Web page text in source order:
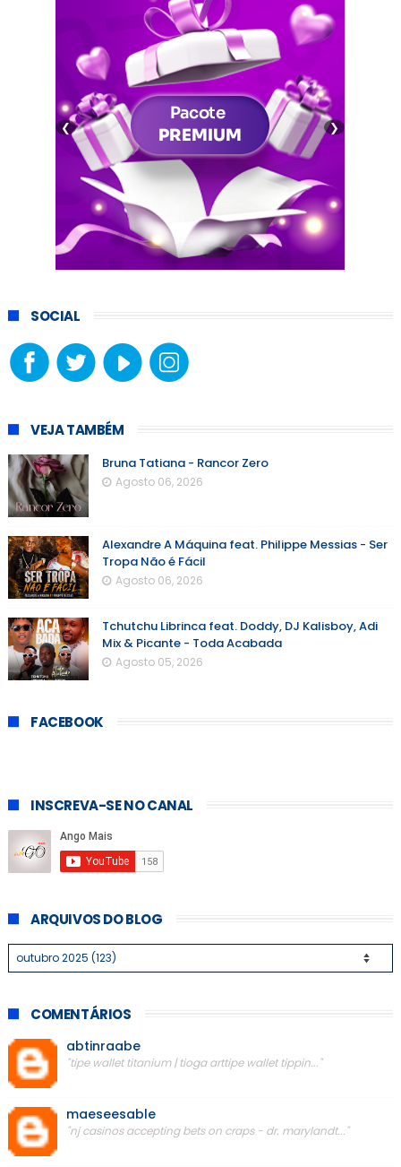
❮ ❯
SOCIAL
VEJA TAMBÉM
Bruna Tatiana - Rancor Zero
Agosto 06, 2026
Alexandre A Máquina feat. Philippe Messias - Ser
Tropa Não é Fácil
Agosto 06, 2026
Tchutchu Librinca feat. Doddy, DJ Kalisboy, Adi
Mix & Picante - Toda Acabada
Agosto 05, 2026
FACEBOOK
INSCREVA-SE NO CANAL
ARQUIVOS DO BLOG
COMENTÁRIOS
abtinraabe
"tipe wallet titanium | tioga arttipe wallet tippin..."
maeseesable
"nj casinos accepting bets on craps - dr. marylandt..."